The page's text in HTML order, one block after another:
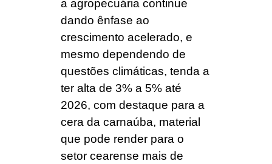
a agropecuária continue
dando ênfase ao
crescimento acelerado, e
mesmo dependendo de
questões climáticas, tenda a
ter alta de 3% a 5% até
2026, com destaque para a
cera da carnaúba, material
que pode render para o
setor cearense mais de